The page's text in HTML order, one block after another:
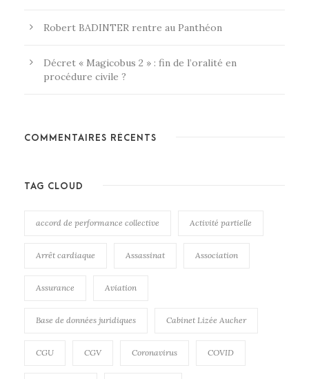
Robert BADINTER rentre au Panthéon
Décret « Magicobus 2 » : fin de l’oralité en
procédure civile ?
COMMENTAIRES RÉCENTS
TAG CLOUD
accord de performance collective Activité partielle
Arrêt cardiaque Assassinat Association
Assurance Aviation
Base de données juridiques Cabinet Lizée Aucher
CGU CGV Coronavirus COVID